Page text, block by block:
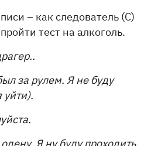
– как следователь (С)
тест на алкоголь.
за рулем. Я не буду
уйти).
Я ну буду проходить.